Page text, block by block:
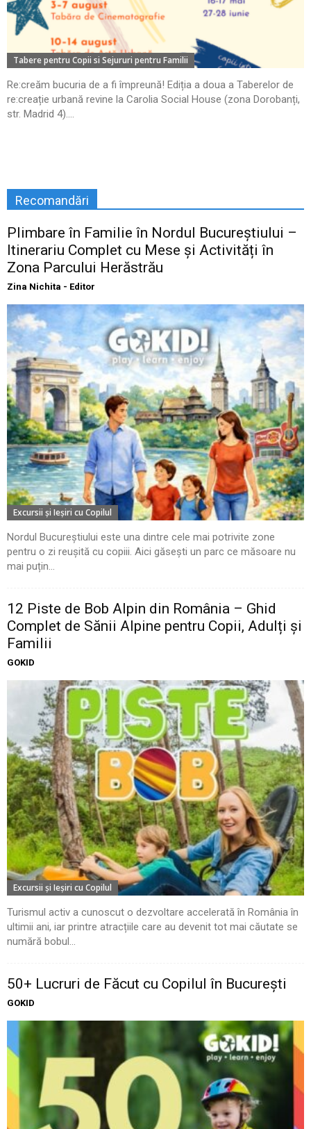
Tabere pentru Copii si Sejururi pentru Familii
Re:creăm bucuria de a fi împreună! Ediția a doua a Taberelor de
re:creație urbană revine la Carolia Social House (zona Dorobanți,
str. Madrid 4)....
Recomandări
Plimbare în Familie în Nordul Bucureștiului –
Itinerariu Complet cu Mese și Activități în
Zona Parcului Herăstrău
Zina Nichita - Editor
Excursii şi Ieşiri cu Copilul
Nordul Bucureștiului este una dintre cele mai potrivite zone
pentru o zi reușită cu copiii. Aici găsești un parc ce măsoare nu
mai puțin...
12 Piste de Bob Alpin din România – Ghid
Complet de Sănii Alpine pentru Copii, Adulți și
Familii
GOKID
Excursii şi Ieşiri cu Copilul
Turismul activ a cunoscut o dezvoltare accelerată în România în
ultimii ani, iar printre atracțiile care au devenit tot mai căutate se
numără bobul...
50+ Lucruri de Făcut cu Copilul în București
GOKID